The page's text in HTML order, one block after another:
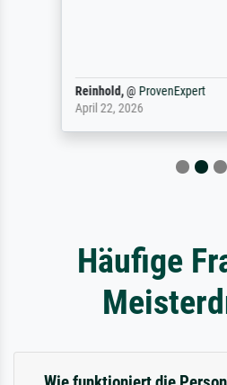
Reinhold,@ ProvenExpert
April 22, 2026
Häufige